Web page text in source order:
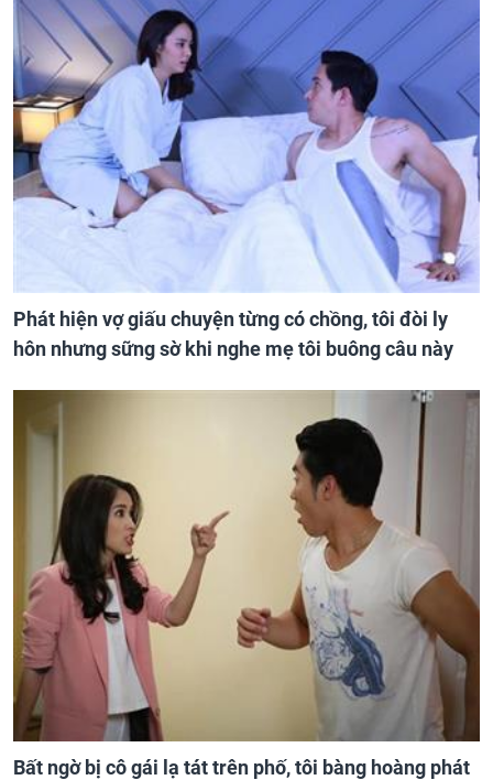
Phát hiện vợ giấu chuyện từng có chồng, tôi đòi ly
hôn nhưng sững sờ khi nghe mẹ tôi buông câu này
Bất ngờ bị cô gái lạ tát trên phố, tôi bàng hoàng phát